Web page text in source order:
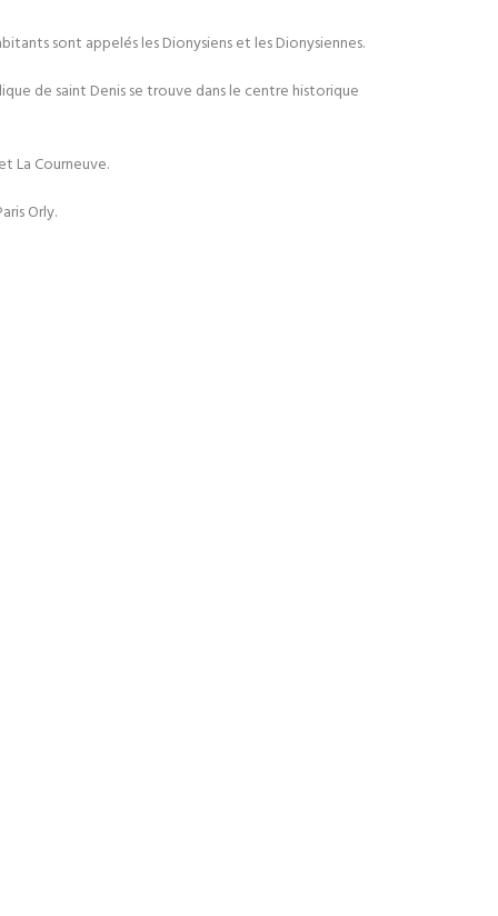
sont appelés les Dionysiens et les Dionysiennes.
de saint Denis se trouve dans le centre historique
La Courneuve.
Orly.